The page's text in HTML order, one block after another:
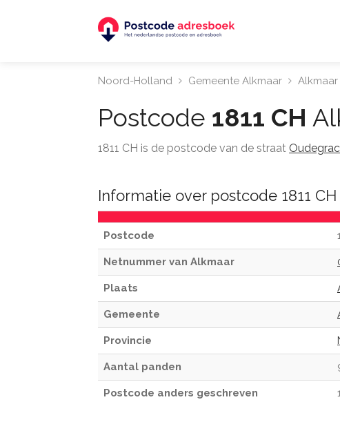
Noord-Holland Gemeente Alkmaar Alkmaar
Postcode 1811 CH
1811 CH is de postcode van de straat
Informatie over postcode 1811
Postcode
Netnummer van Alkmaar
Plaats
Gemeente
Provincie
Aantal panden
Postcode anders geschreven